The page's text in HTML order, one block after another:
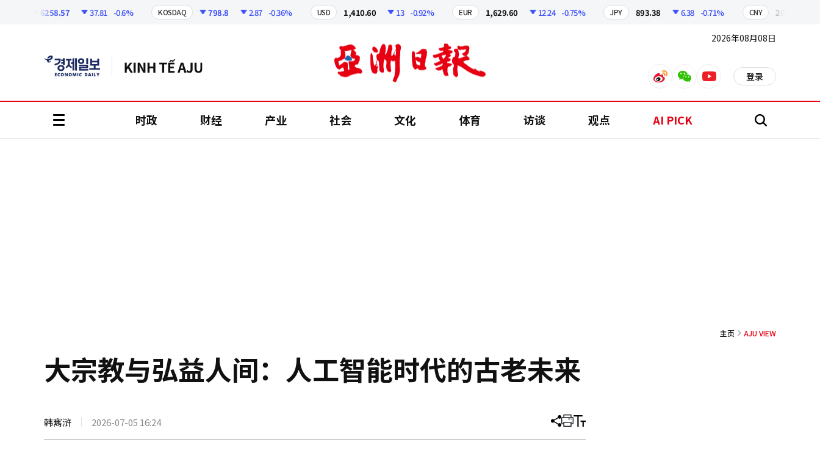
6258.57 37.81 -0.6% KOSDAQ 798.8 2.87 -0.36% USD 1,410.60 -0.92% EUR 1,629.60 12.24 -0.75% JPY 893.38 6.38 -0.71% CNY 209.17
2026年08月08日
weiboweixinyoutube 登录
时政 财经 产业 社会 文化 体育 访谈 观点 AI PICK 搜
主页 AJU VIEW
大宗教与弘益人间：人工智能时代的古老未来
韩寯浒 2026-07-05 16:24 分
文
打 调
大